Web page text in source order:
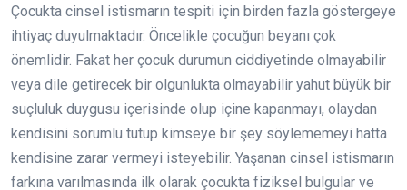
Çocukta cinsel istismarın tespiti için birden fazla göstergeye
ihtiyaç duyulmaktadır. Öncelikle çocuğun beyanı çok
önemlidir. Fakat her çocuk durumun ciddiyetinde olmayabilir
veya dile getirecek bir olgunlukta olmayabilir yahut büyük bir
suçluluk duygusu içerisinde olup içine kapanmayı, olaydan
kendisini sorumlu tutup kimseye bir şey söylememeyi hatta
kendisine zarar vermeyi isteyebilir. Yaşanan cinsel istismarın
farkına varılmasında ilk olarak çocukta fiziksel bulgular ve